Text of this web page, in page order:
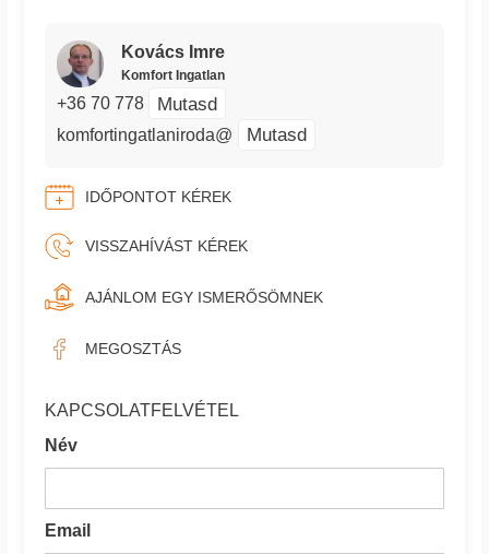
Kovács Imre
Komfort Ingatlan
+36 70 778 Mutasd
komfortingatlaniroda@ Mutasd
IDŐPONTOT KÉREK
VISSZAHÍVÁST KÉREK
AJÁNLOM EGY ISMERŐSÖMNEK
MEGOSZTÁS
KAPCSOLATFELVÉTEL
Név
Email